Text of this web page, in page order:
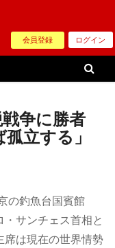
会員登録 ログイン
争に勝者
立する」
の釣魚台国賓館
サンチェス首相と
は現在の世界情勢